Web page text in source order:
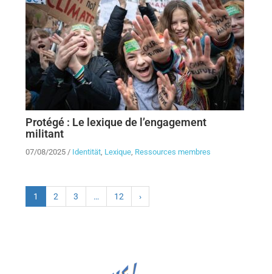
Protégé : Le lexique de l’engagement
militant
07/08/2025/ Identität, Lexique, Ressources membres
1 2 3 … 12 ›